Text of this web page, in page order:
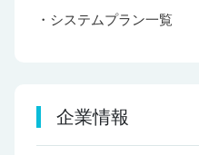
・システムプラン一覧
企業情報